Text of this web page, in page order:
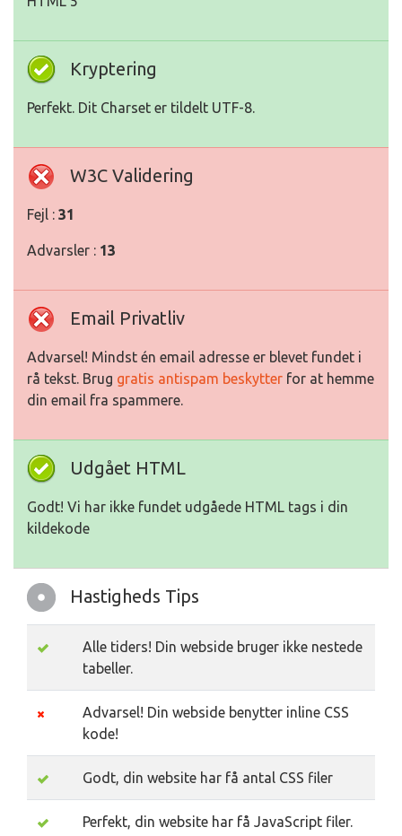
Kryptering
Perfekt. Dit Charset er tildelt UTF-8.
W3C Validering
Fejl : 31
Advarsler : 13
Email Privatliv
Advarsel! Mindst én email adresse er blevet fundet i
rå tekst. Brug gratis antispam beskytter for at hemme
din email fra spammere.
Udgået HTML
Godt! Vi har ikke fundet udgåede HTML tags i din
kildekode
Hastigheds Tips
Alle tiders! Din webside bruger ikke nestede
tabeller.
Advarsel! Din webside benytter inline CSS
kode!
Godt, din website har få antal CSS filer
Perfekt, din website har få JavaScript filer.